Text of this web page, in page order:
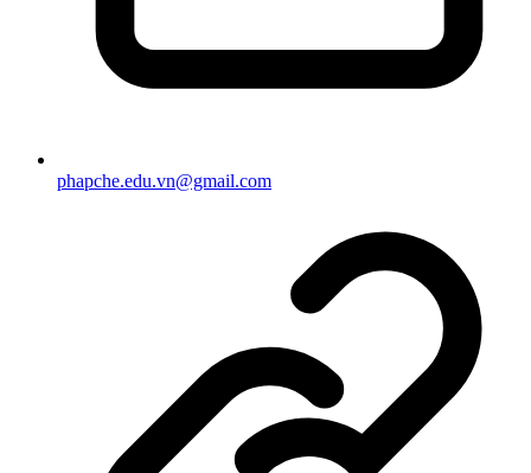
phapche.edu.vn@gmail.com